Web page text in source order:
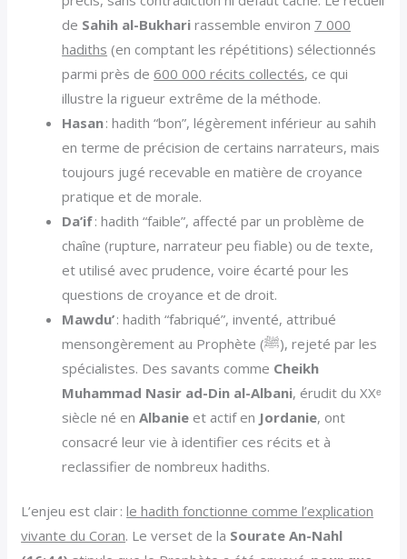
de Sahih al-Bukhari rassemble environ 7 000
hadiths (en comptant les répétitions) sélectionnés
parmi près de600 000 récits collectés, ce qui
illustre la rigueur extrême de la méthode.
Hasan: hadith “bon”, légèrement inférieur au sahih
en terme de précision de certains narrateurs, mais
toujours jugé recevable en matière de croyance
pratique et de morale.
Da’if: hadith “faible”, affecté par un problème de
chaîne (rupture, narrateur peu fiable) ou de texte,
et utilisé avec prudence, voire écarté pour les
questions de croyance et de droit.
Mawdu’: hadith “fabriqué”, inventé, attribué
mensongèrement au Prophète (ﷺ), rejeté par les
spécialistes. Des savants comme Cheikh
Muhammad Nasir ad-Din al-Albani, érudit du XXᵉ
siècle né enAlbanie et actif en Jordanie, ont
consacré leur vie à identifier ces récits et à
reclassifier de nombreux hadiths.
L’enjeu est clair :le hadith fonctionne comme l’explication
vivante du Coran. Le verset de la Sourate An-Nahl